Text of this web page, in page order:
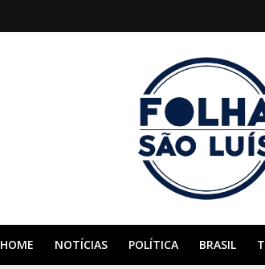
HOME NOTÍCIAS POLÍTICA BRASIL